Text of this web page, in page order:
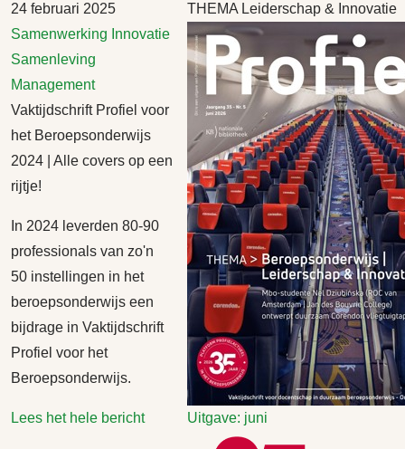
24 februari 2025
Samenwerking Innovatie
Samenleving
Management
Vaktijdschrift Profiel voor
het Beroepsonderwijs
2024 | Alle covers op een
rijtje!
In 2024 leverden 80-90
professionals van zo'n
50 instellingen in het
beroepsonderwijs een
bijdrage in Vaktijdschrift
Profiel voor het
Beroepsonderwijs.
Lees het hele bericht
THEMA Leiderschap & Innovatie
Uitgave: juni